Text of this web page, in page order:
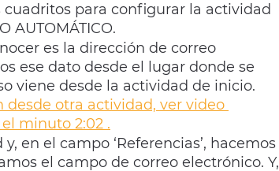
para configurar la actividad
AUTOMÁTICO.
es la dirección de correo
ese dato desde el lugar donde se
viene desde la actividad de inicio.
desde otra actividad, ver video
minuto 2:02 .
en el campo ‘Referencias’, hacemos
el campo de correo electrónico. Y,